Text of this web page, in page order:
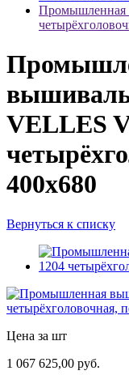
Промышленная
VELLES
400х680
Вернуться к списку
Цена за шт
1 067 625,00 руб.